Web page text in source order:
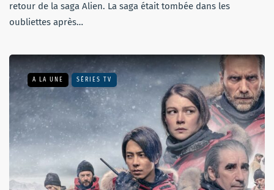
retour de la saga Alien. La saga était tombée dans les
oubliettes après…
A LA UNE SÉRIES TV